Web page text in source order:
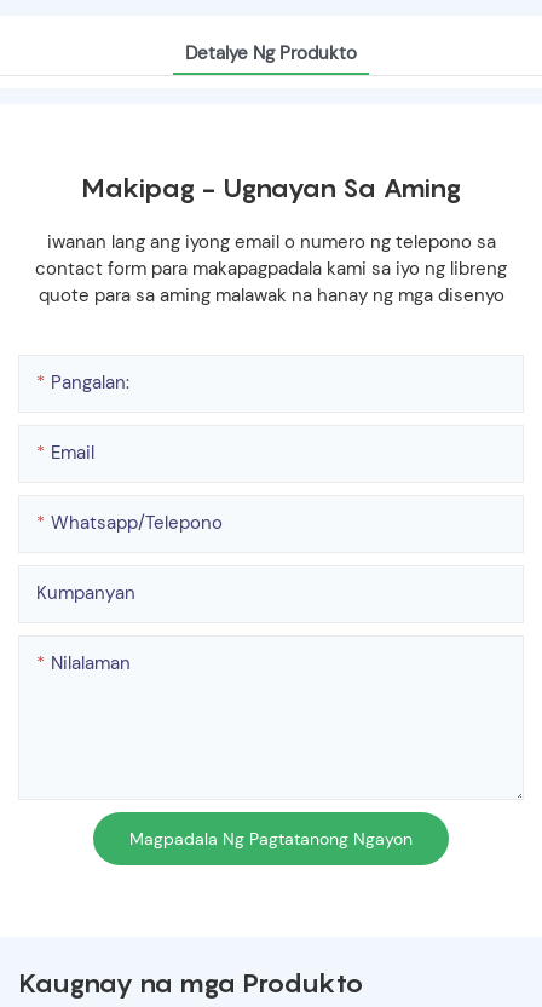
Detalye Ng Produkto
Makipag - Ugnayan Sa Aming
iwanan lang ang iyong email o numero ng telepono sa
contact form para makapagpadala kami sa iyo ng libreng
quote para sa aming malawak na hanay ng mga disenyo
Pangalan:
Email
Whatsapp/telepono
Kumpanyan
Nilalaman
Magpadala Ng Pagtatanong Ngayon
Kaugnay na mga Produkto